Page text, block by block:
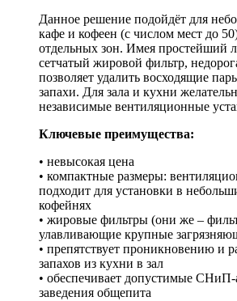
Данное решение подойдёт для
кафе и кофеен (с числом мест до
отдельных зон. Имея простейший
сетчатый жировой фильтр,
позволяет удалить восходящие
запахи. Для зала и кухни
независимые вентиляционные
Ключевые преимущества:
• невысокая цена
• компактные размеры:
подходит для установки в
кофейнях
• жировые фильтры (они же –
улавливающие крупные
• препятствует проникновению и
запахов из кухни в зал
• обеспечивает допустимые
заведения общепита